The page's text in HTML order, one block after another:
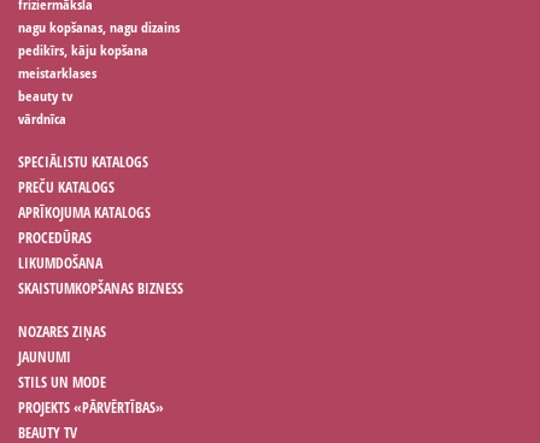
friziermāksla
nagu kopšanas, nagu dizains
pedikīrs, kāju kopšana
meistarklases
beauty tv
vārdnīca
SPECIĀLISTU KATALOGS
PREČU KATALOGS
APRĪKOJUMA KATALOGS
PROCEDŪRAS
LIKUMDOŠANA
SKAISTUMKOPŠANAS BIZNESS
NOZARES ZIŅAS
JAUNUMI
STILS UN MODE
PROJEKTS «PĀRVĒRTĪBAS»
BEAUTY TV